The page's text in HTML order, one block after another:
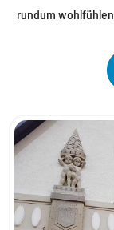
rundum wohlfühlen.